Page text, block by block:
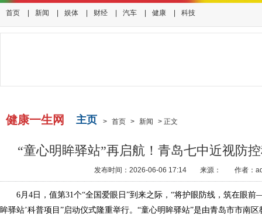
首页 新闻 娱体 财经 汽车 健康 科技
健康一生网 主页 > 首页 > 新闻 > 正文
“童心明眸驿站”再启航！青岛七中近视防
发布时间：2026-06-06 17:14 来源： 作者：
6月4日，值第31个“全国爱眼日”到来之际，“将护眼防线，筑在眼
眸驿站’科普项目”启动仪式隆重举行。“童心明眸驿站”是由青岛市市南